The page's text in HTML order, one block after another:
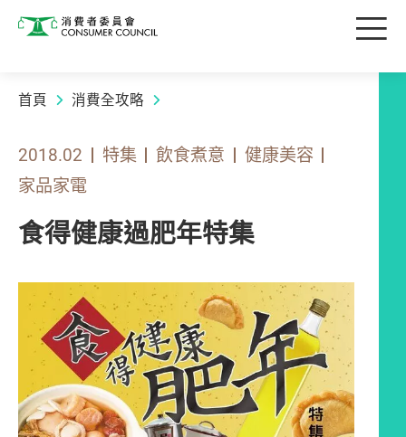
消費者委員會 目
首頁 消費全攻略
2018.02 特集 飲食煮意
健康美容
家品家電
食得健康過肥年特集